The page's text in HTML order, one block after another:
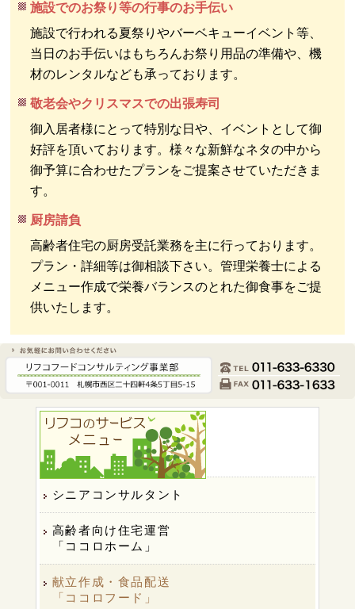
施設でのお祭り等の行事のお手伝い
施設で行われる夏祭りやバーベキューイベント等、
当日のお手伝いはもちろんお祭り用品の準備や、機
材のレンタルなども承っております。
敬老会やクリスマスでの出張寿司
御入居者様にとって特別な日や、イベントとして御
好評を頂いております。様々な新鮮なネタの中から
御予算に合わせたプランをご提案させていただきま
す。
厨房請負
高齢者住宅の厨房受託業務を主に行っております。
プラン・詳細等は御相談下さい。管理栄養士による
メニュー作成で栄養バランスのとれた御食事をご提
供いたします。
シニアコンサルタント
高齢者向け住宅運営
「ココロホーム」
献立作成・食品配送
「ココロフード」